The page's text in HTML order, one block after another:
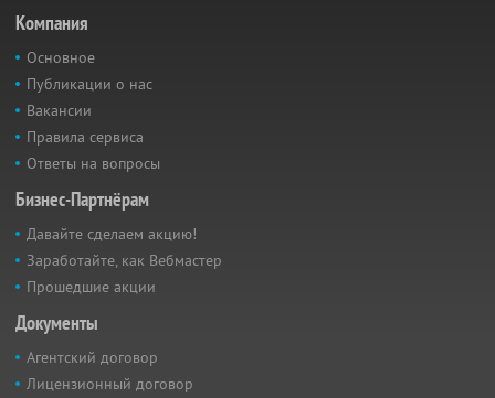
Компания
Основное
Публикации о нас
Вакансии
Правила сервиса
Ответы на вопросы
Бизнес-Партнёрам
Давайте сделаем акцию!
Заработайте, как Вебмастер
Прошедшие акции
Документы
Агентский договор
Лицензионный договор